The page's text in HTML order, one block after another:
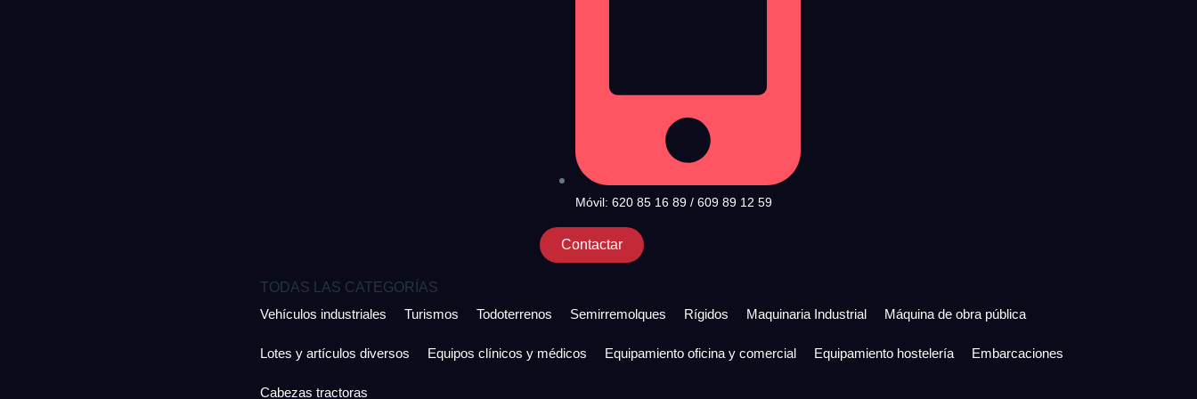
Móvil: 620 85 16 89 / 609 89 12 59
Contactar
TODAS LAS CATEGORÍAS
Vehículos industriales
Turismos Todoterrenos Semirremolques Rígidos Maquinaria Industrial Máquina de obra pública
Lotes y artículos diversos Equipos clínicos y médicos Equipamiento oficina y comercial Equipamiento hostelería Embarcaciones
Cabezas tractoras